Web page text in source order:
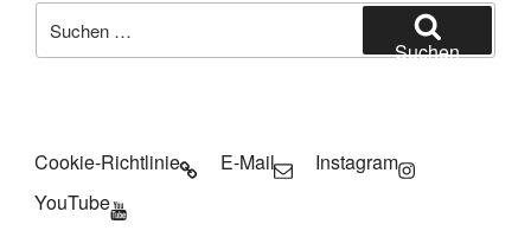
nach:
Suchen
Cookie-Richtlinie E-Mail
Instagram
YouTube